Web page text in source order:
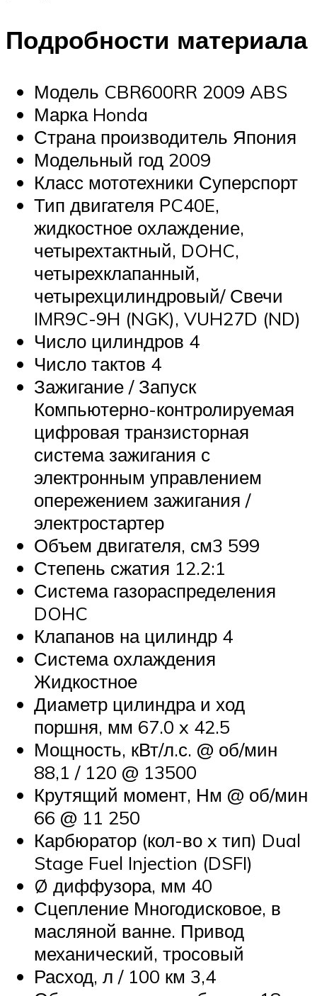
Подробности материала
Модель CBR600RR 2009 ABS
Марка Honda
Страна производитель Япония
Модельный год 2009
Класс мототехники Суперспорт
Тип двигателя PC40E,
жидкостное охлаждение,
четырехтактный, DOHC,
четырехклапанный,
четырехцилиндровый/ Свечи
IMR9C-9H (NGK), VUH27D (ND)
Число цилиндров 4
Число тактов 4
Зажигание / Запуск
Компьютерно-контролируемая
цифровая транзисторная
система зажигания с
электронным управлением
опережением зажигания /
электростартер
Объем двигателя, см3 599
Степень сжатия 12.2:1
Система газораспределения
DOHC
Клапанов на цилиндр 4
Система охлаждения
Жидкостное
Диаметр цилиндра и ход
поршня, мм 67.0 x 42.5
Мощность, кВт/л.с. @ об/мин
88,1 / 120 @ 13500
Крутящий момент, Нм @ об/мин
66 @ 11 250
Карбюратор (кол-во x тип) Dual
Stage Fuel Injection (DSFI)
Ø диффузора, мм 40
Сцепление Многодисковое, в
масляной ванне. Привод
механический, тросовый
Расход, л / 100 км 3,4